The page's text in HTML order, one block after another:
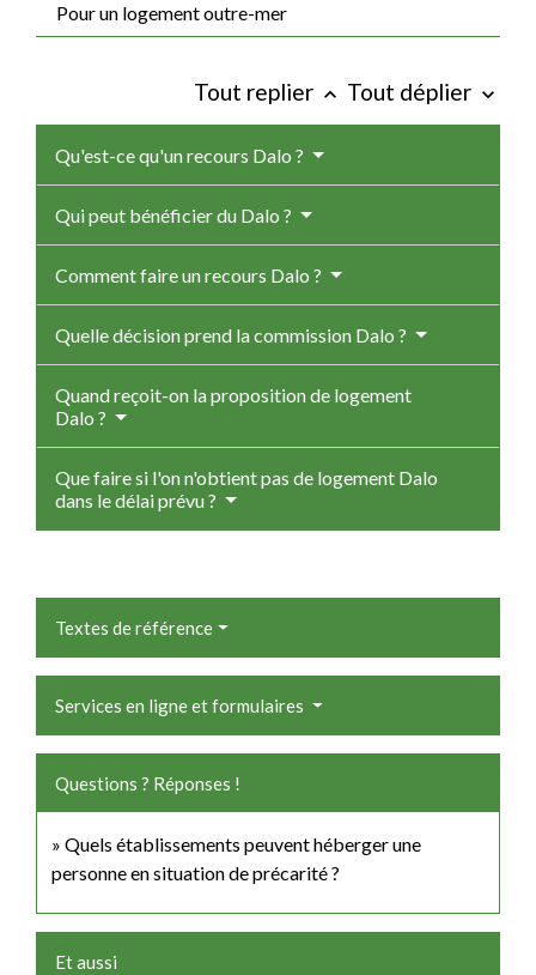
Pour un logement outre-mer
Tout replier keyboard_arrow_up Tout déplier keyboard_arrow_down
Qu'est-ce qu'un recours Dalo ?
Qui peut bénéficier du Dalo ?
Comment faire un recours Dalo ?
Quelle décision prend la commission Dalo ?
Quand reçoit-on la proposition de logement
Dalo ?
Que faire si l'on n'obtient pas de logement Dalo
dans le délai prévu ?
Textes de référence
Services en ligne et formulaires
Questions ? Réponses !
Quels établissements peuvent héberger une
personne en situation de précarité ?
Et aussi